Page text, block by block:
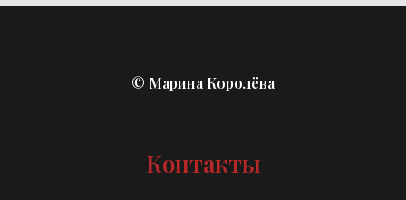
© Марина Королёва
Контакты